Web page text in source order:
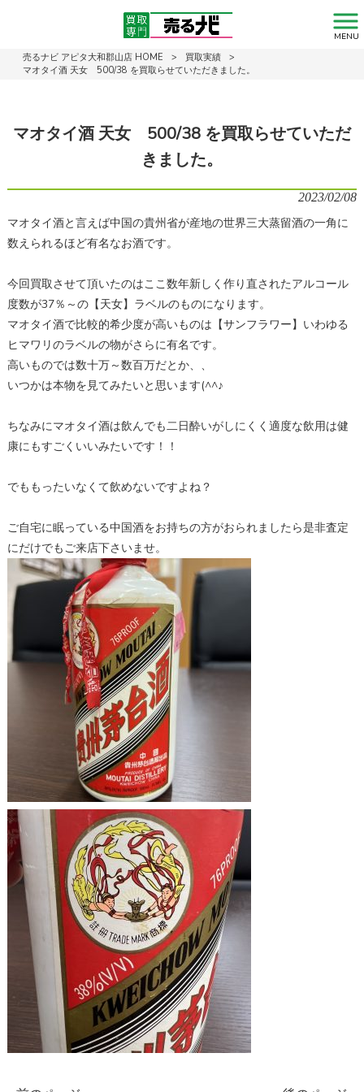
MENU
売るナビ アピタ大和郡山店 HOME > 買取実績
>
マオタイ酒 天女 500/38 を買取らせていただきました。
マオタイ酒 天女 500/38 を買取らせていただ
きました。
2023/02/08
マオタイ酒と言えば中国の貴州省が産地の世界三大蒸留酒の一角に
数えられるほど有名なお酒です。
今回買取させて頂いたのはここ数年新しく作り直されたアルコール
度数が37％～の【天女】ラベルのものになります。
マオタイ酒で比較的希少度が高いものは【サンフラワー】いわゆる
ヒマワリのラベルの物がさらに有名です。
高いものでは数十万～数百万だとか、、
いつかは本物を見てみたいと思います(^^♪
ちなみにマオタイ酒は飲んでも二日酔いがしにくく適度な飲用は健
康にもすごくいいみたいです！！
でももったいなくて飲めないですよね？
ご自宅に眠っている中国酒をお持ちの方がおられましたら是非査定
にだけでもご来店下さいませ。